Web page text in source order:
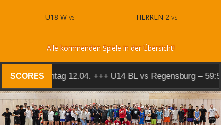
-
-
U18 Wvs -
-
HERREN 2vs -
-
Alle kommenden Spiele in der Übersicht!
SCORES
+++ Sonntag 12.04. +++ U14 BL vs Regensburg –